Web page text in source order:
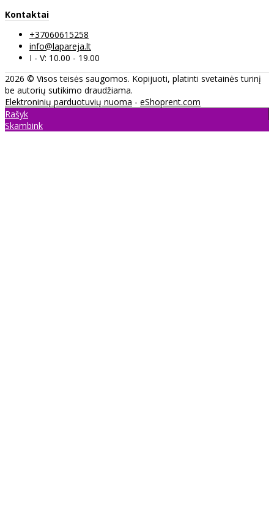
Kontaktai
+37060615258
info@lapareja.lt
I - V: 10.00 - 19.00
2026 © Visos teisės saugomos. Kopijuoti, platinti svetainės turinį
be autorių sutikimo draudžiama.
Elektroninių parduotuvių nuoma - eShoprent.com
Rašyk
Skambink